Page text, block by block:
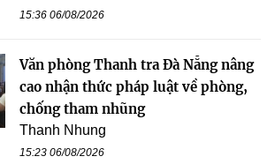
15:36 06/08/2026
Văn phòng Thanh tra Đà Nẵng nâng
cao nhận thức pháp luật về phòng,
chống tham nhũng
Thanh Nhung
15:23 06/08/2026